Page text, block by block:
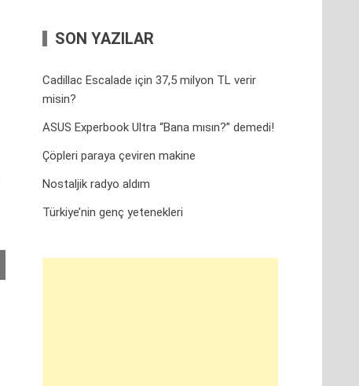
SON YAZILAR
Cadillac Escalade için 37,5 milyon TL verir
misin?
ASUS Experbook Ultra “Bana mısın?” demedi!
Çöpleri paraya çeviren makine
Nostaljik radyo aldım
Türkiye’nin genç yetenekleri